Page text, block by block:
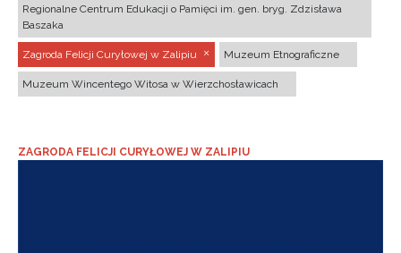
Regionalne Centrum Edukacji o Pamięci im. gen. bryg. Zdzisława
Baszaka
Zagroda Felicji Curyłowej w Zalipiu Muzeum Etnograficzne
Muzeum Wincentego Witosa w Wierzchosławicach
ZAGRODA FELICJI CURYŁOWEJ W ZALIPIU